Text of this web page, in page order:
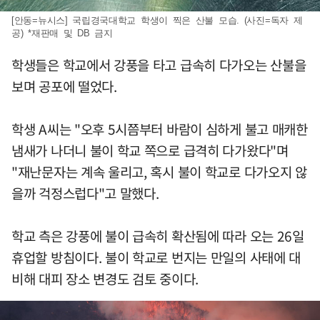
[안동=뉴시스] 국립경국대학교 학생이 찍은 산불 모습. (사진=독자 제
공) *재판매 및 DB 금지
학생들은 학교에서 강풍을 타고 급속히 다가오는 산불을
보며 공포에 떨었다.
학생 A씨는 "오후 5시쯤부터 바람이 심하게 불고 매캐한
냄새가 나더니 불이 학교 쪽으로 급격히 다가왔다"며
"재난문자는 계속 울리고, 혹시 불이 학교로 다가오지 않
을까 걱정스럽다"고 말했다.
학교 측은 강풍에 불이 급속히 확산됨에 따라 오는 26일
휴업할 방침이다. 불이 학교로 번지는 만일의 사태에 대
비해 대피 장소 변경도 검토 중이다.